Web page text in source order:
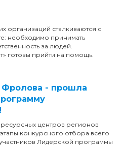
организаций сталкиваются с
необходимо принимать
за людей.
готовы прийти на помощь.
- прошла
центров регионов
конкурсного отбора всего
Лидерской программы